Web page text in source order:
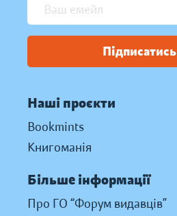
Підписатись
Наші проєкти
Bookmints
Книгоманія
Більше інформації
Про ГО “Форум видавців”